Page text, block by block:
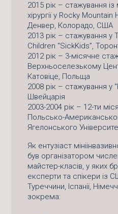
2015 рік – стажування із
хірургії у Rocky
Денвер, Колорадо, США
2013 рік – стажування
Children “SickKids”,
2012 рік – 3-місячне
Верхньоселезькому
Катовіце, Польща
2008 рік – стажування у
Швейцарія
2003-2004 рік – 12-ти
Польсько-
Ягелонського
Як ентузіаст
був організатором
майстер-класів, у яких
експерти та спікери із
Туреччини, Іспанії,
зокрема: